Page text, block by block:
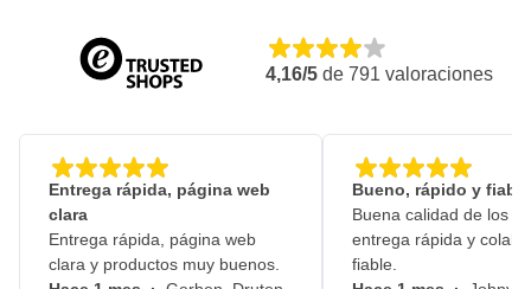
4,16/5 de 791 valoraciones
Entrega rápida, página web
clara
Entrega rápida, página web
clara y productos muy buenos.
Bueno, rápido y fiable
Buena calidad de los
entrega rápida y
fiable.